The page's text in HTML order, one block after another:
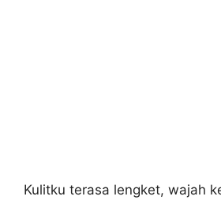
Kulitku terasa lengket, wajah